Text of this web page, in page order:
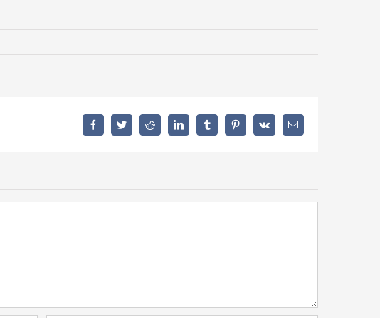
FacebookTwitterReddit LinkedInTumblr PinterestVk
E-
Mail